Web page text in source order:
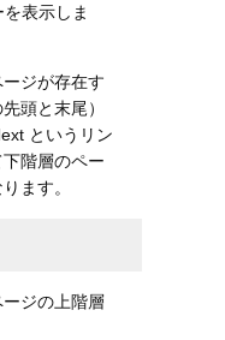
表示しま
ジが存在す
頭と末尾）
というリン
階層のペー
ます。
ジの上階層